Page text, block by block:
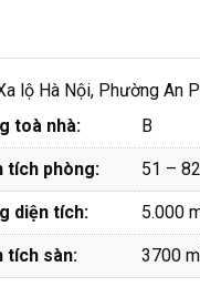
lộ Hà Nội, Phường An
toà nhà:
B
tích phòng: 51 –
diện tích: 5.000
tích sàn: 3700 m